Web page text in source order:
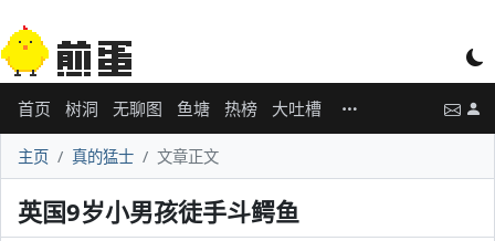
首页 树洞 无聊图 鱼塘 热榜 大吐槽
主页 真的猛士 文章正文
英国9岁小男孩徒手斗鳄鱼